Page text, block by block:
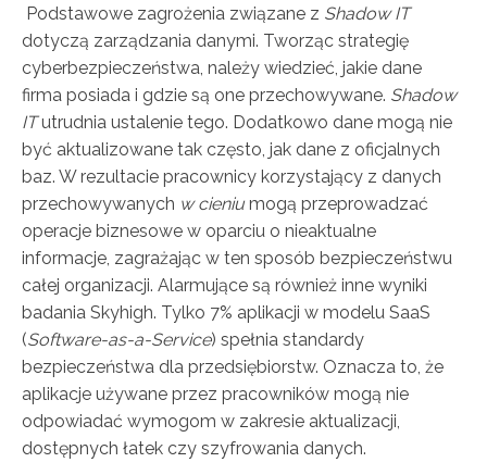
Podstawowe zagrożenia związane z Shadow IT
dotyczą zarządzania danymi. Tworząc strategię
cyberbezpieczeństwa, należy wiedzieć, jakie dane
firma posiada i gdzie są one przechowywane. Shadow
ITutrudnia ustalenie tego. Dodatkowo dane mogą nie
być aktualizowane tak często, jak dane z oficjalnych
baz. W rezultacie pracownicy korzystający z danych
przechowywanych w cieniu mogą przeprowadzać
operacje biznesowe w oparciu o nieaktualne
informacje, zagrażając w ten sposób bezpieczeństwu
całej organizacji. Alarmujące są również inne wyniki
badania Skyhigh. Tylko 7% aplikacji w modelu SaaS
(Software-as-a-Service) spełnia standardy
bezpieczeństwa dla przedsiębiorstw. Oznacza to, że
aplikacje używane przez pracowników mogą nie
odpowiadać wymogom w zakresie aktualizacji,
dostępnych łatek czy szyfrowania danych.